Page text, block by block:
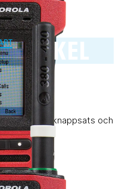
RAKEL
komplett knappsats och